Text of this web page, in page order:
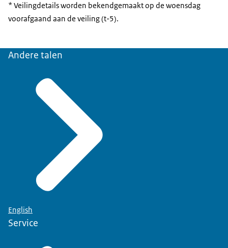
* Veilingdetails worden bekendgemaakt op de woensdag
voorafgaand aan de veiling (t-5).
Andere talen
English
Service